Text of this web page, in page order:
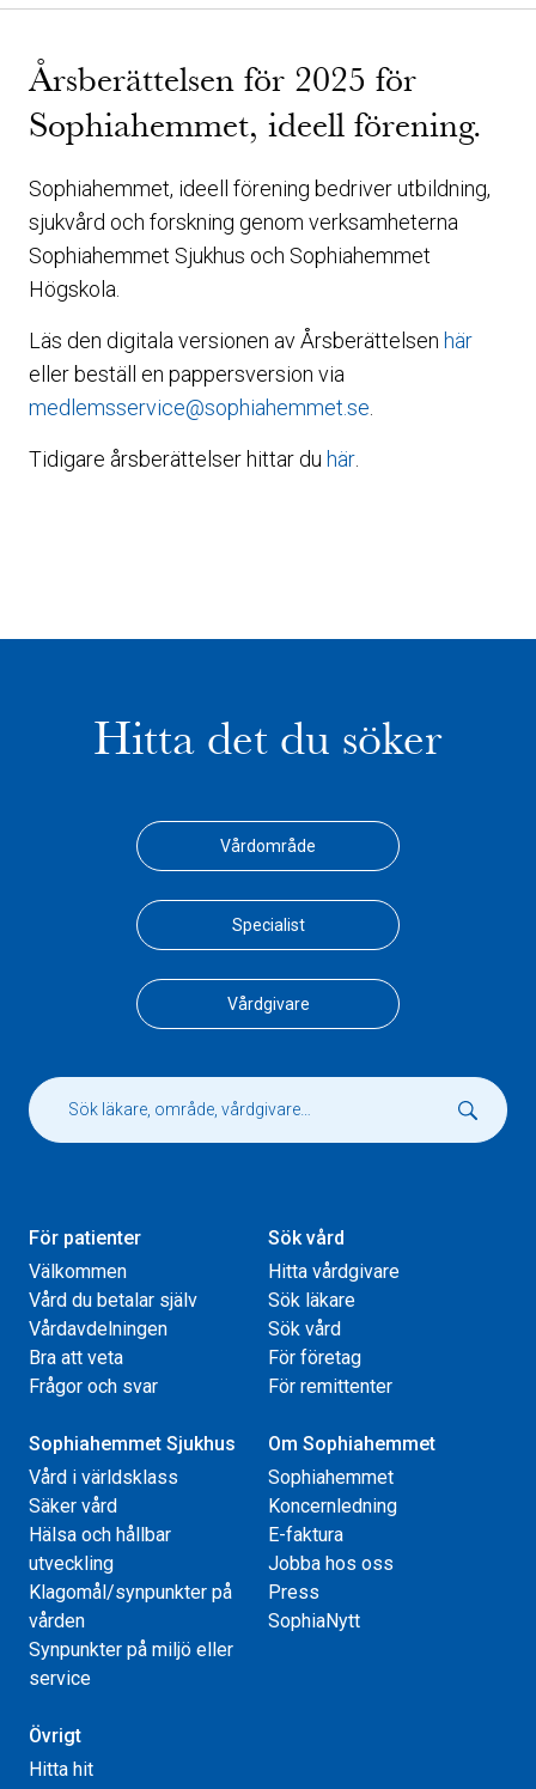
Årsberättelsen för 2025 för
Sophiahemmet, ideell förening.
Sophiahemmet, ideell förening bedriver utbildning,
sjukvård och forskning genom verksamheterna
Sophiahemmet Sjukhus och Sophiahemmet
Högskola.
Läs den digitala versionen av Årsberättelsen här
eller beställ en pappersversion via
medlemsservice@sophiahemmet.se
Tidigare årsberättelser hittar du här
Hitta det du söker
Vårdområde
Specialist
Vårdgivare
För patienter
Välkommen
Vård du betalar själv
Vårdavdelningen
Bra att veta
Frågor och svar
Sök vård
Hitta vårdgivare
Sök läkare
Sök vård
För företag
För remittenter
Sophiahemmet Sjukhus
Vård i världsklass
Säker vård
Hälsa och hållbar
utveckling
Klagomål/synpunkter på
vården
Synpunkter på miljö eller
service
Om Sophiahemmet
Sophiahemmet
Koncernledning
E-faktura
Jobba hos oss
Press
SophiaNytt
Övrigt
Hitta hit